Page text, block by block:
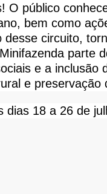
público
bem como
circuito,
parte
e a inclusão
e preservação
dias 18 a 26 de